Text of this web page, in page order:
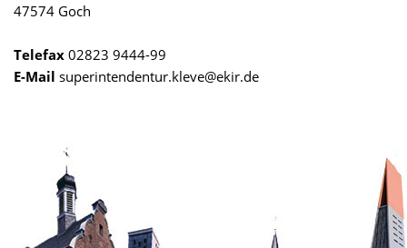
47574 Goch
Telefax 02823 9444-99
E-Mail superintendentur.kleve@ekir.de